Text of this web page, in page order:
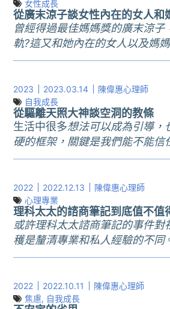
個不停，牽涉範圍之廣，令人
包括政治界、教育界、演藝
大眾認為能力品格成就都好
個個中箭落馬，好像看不到
的一天。我不知道讀者對這
對像我一樣，尤其專長是創傷
師來說，那只是像在私密會談
談的事情被攤在陽光下。所
驚，真正的心情比較像是：不
才是人世的現實，就是有這
你們嚇成這樣的事情是我們在
遇見的)。
我比較有感的是創傷的力量
來的事件發生在多年之前，
上，為什麼這麼久遠的創傷還
的影響力？我相信這段時間
或無法呼吸，即使他們的創傷
女性成長
從廣末涼子談女性內在的女人和
曾經得過最佳媽媽獎的廣末涼子
軌?這又和她內在的女人以及媽
係?
廣末涼子的不倫戀最近各大媒
導，露骨的情話公諸於世，事
的事業都因此大受打擊，當
上很大的韃伐。這件事從道
當然很清楚，而且不只是從教
因為這件事中有人受傷，在
的做法不妥，因為如果真的不
中，就好好的處理和分開，對
的選擇負起責任，即使過程
果真的相信自己的未來是在另
中，這樣的痛苦就是需要尊
太深刻，不是這樣短短幾行就
楚的。
2023 2023.03.14
陳偉惠心理師
自我成長
從驅離天照大神談空洞的教條
生活中很多想法可以成為引導，
硬的框架，關鍵是我們能不能信
覺，停下來想一想。
桃園的前日本神社，現在的忠
沒去過，但最近上了新聞，因
評在忠烈祠供奉天照大神是
宗」，政府單位因此就真的
本，把很有日本風情的神社建
知道要怎麼辦。
篇文章的重點，今天神社可以
2022 2022.12.13
陳偉惠心理師
心理專業
理科太太的諮商筆記到底值不值
或許理科太太諮商筆記的事件對
穫是釐清專業和私人經驗的不同
__________________________________
討論，許多心理專業人員也跳
見，到目前為止大多是負面的
2022 2022.10.11
陳偉惠心理師
焦慮, 自我成長